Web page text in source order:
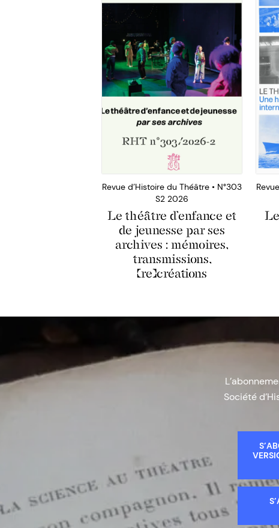
Revue d’Histoire du Théâtre • N°303
S2 2026
Le théâtre d’enfance et
de jeunesse par ses
archives : mémoires,
transmissions,
(re)créations
Société